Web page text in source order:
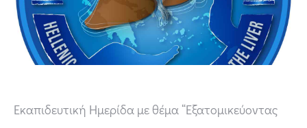
Εκαπιδευτική Ημερίδα με θέμα “Εξατομικεύοντας